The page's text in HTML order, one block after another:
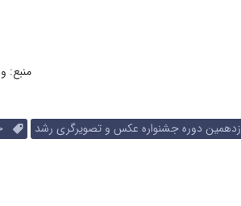
منبع:
دوره جشنواره عکس و تصویرگری رشد